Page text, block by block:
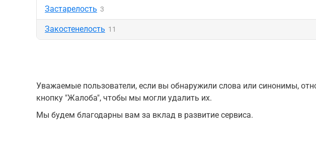
Застарелость 3
Закостенелость 11
Уважаемые пользователи, если вы обнаружили слова или синонимы,
кнопку "Жалоба", чтобы мы могли удалить их.
Мы будем благодарны вам за вклад в развитие сервиса.